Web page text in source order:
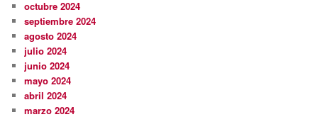
octubre 2024
septiembre 2024
agosto 2024
julio 2024
junio 2024
mayo 2024
abril 2024
marzo 2024